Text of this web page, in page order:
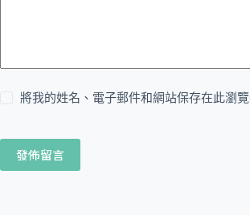
將我的姓名、電子郵件和網站保存在此瀏
發佈留言